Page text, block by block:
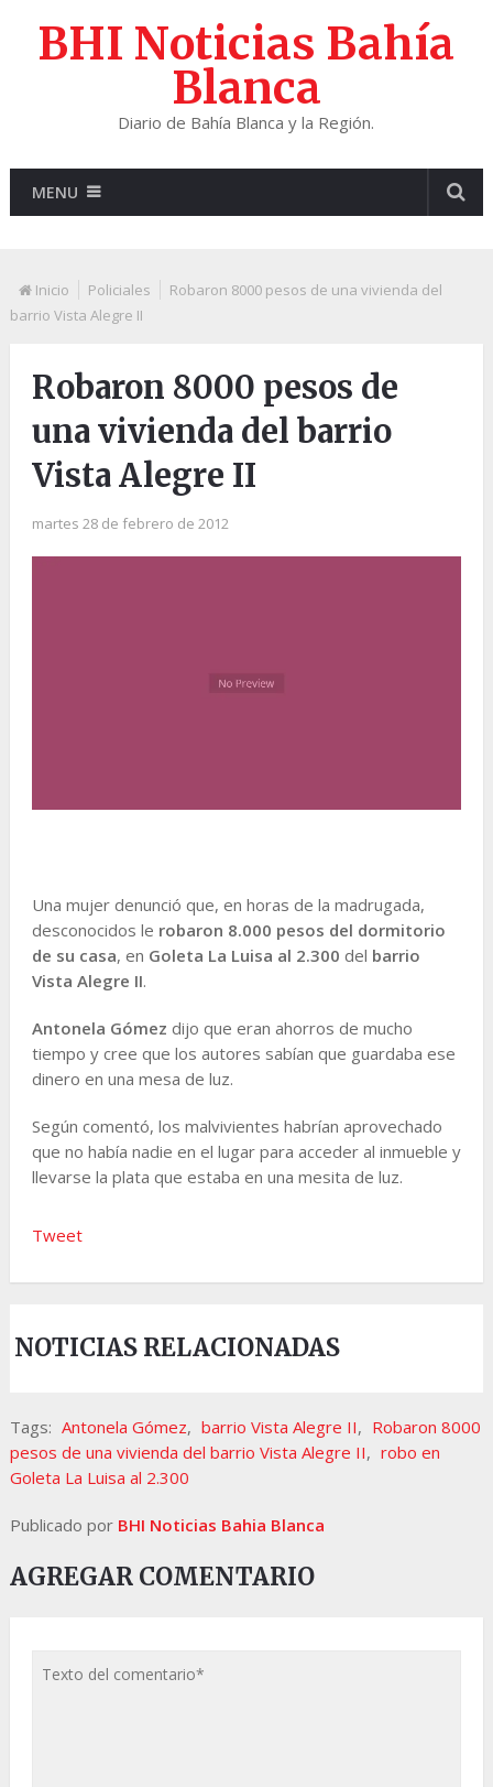
BHI Noticias Bahía
Blanca
Diario de Bahía Blanca y la Región.
MENU
Inicio Policiales
Robaron 8000 pesos de una vivienda del
barrio Vista Alegre II
Robaron 8000 pesos de
una vivienda del barrio
Vista Alegre II
martes 28 de febrero de 2012
Una mujer denunció que, en horas de la madrugada,
desconocidos le robaron 8.000 pesos del dormitorio
de su casa, en Goleta La Luisa al 2.300 del barrio
Vista Alegre II.
Antonela Gómez dijo que eran ahorros de mucho
tiempo y cree que los autores sabían que guardaba ese
dinero en una mesa de luz.
Según comentó, los malvivientes habrían aprovechado
que no había nadie en el lugar para acceder al inmueble y
llevarse la plata que estaba en una mesita de luz.
Tweet
NOTICIAS RELACIONADAS
Tags: Antonela Gómez, barrio Vista Alegre II, Robaron 8000
pesos de una vivienda del barrio Vista Alegre II, robo en
Goleta La Luisa al 2.300
Publicado por BHI Noticias Bahia Blanca
AGREGAR COMENTARIO